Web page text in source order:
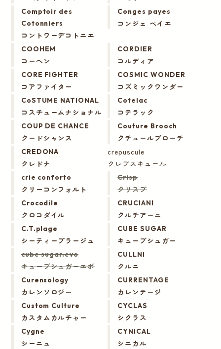
Comptoir des
Cotonniers
コントワーデコトニエ
Conges payes
コンジェ ペイエ
COOHEM
コーヘン
CORDIER
コルディア
CORE FIGHTER
コアファイター
COSMIC WONDER
コズミックワンダー
CoSTUME NATIONAL
コスチュームナショナル
Cotelac
コテラック
COUP DE CHANCE
クードシャンス
Couture Brooch
クチュールブローチ
CREDONA
クレドナ
crepuscule
クレプスキュール
crie conforto
クリーコンフォルト
Crisp
クリスプ
Crocodile
クロコダイル
CRUCIANI
クルチアーニ
C.T.plage
シーティープラージュ
CUBE SUGAR
キューブシュガー
cube sugar.evo
キューブシュガーエボ
CULLNI
クルニ
Curensology
カレンソロジー
CURRENTAGE
カレンテージ
Custom Culture
カスタムカルチャー
CYCLAS
シクラス
Cygne
シーニュ
CYNICAL
シニカル